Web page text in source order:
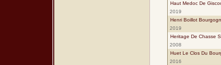
Haut Medoc De
2019
Henri Boillot
2019
Heritage De Chasse
2008
Huet Le Clos Du
2016